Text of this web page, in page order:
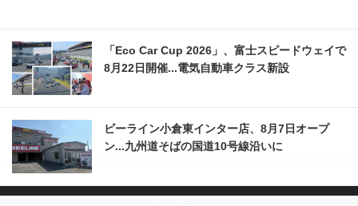
「Eco Car Cup 2026」、富士スピードウェイで
8月22日開催...電気自動車クラス新設
ビーライン小倉東インター店、8月7日オープ
ン...九州道そばの国道10号線沿いに